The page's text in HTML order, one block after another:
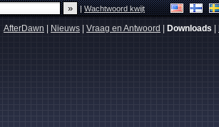
|Wachtwoord kwijt
AfterDawn Nieuws Vraag en Antwoord Downloads